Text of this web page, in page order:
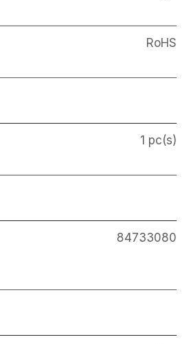
RoHS
1 pc(s)
84733080